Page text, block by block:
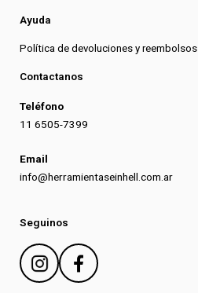
Ayuda
Política de devoluciones y reembolsos
Contactanos
Teléfono
11 6505-7399
Email
info@herramientaseinhell.com.ar
Seguinos